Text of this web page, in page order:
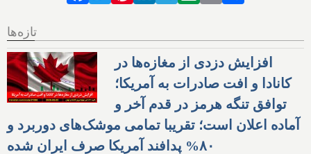
تازه‌ها
افزایش دزدی از مغازه‌ها در
کانادا و افت صادرات به آمریکا؛
توافق تنگه هرمز در قدم آخر و
آماده اعلان است؛ تقریبا تمامی موشک‌های دوربرد و
۸۰% پدافند آمریکا صرف ایران شده